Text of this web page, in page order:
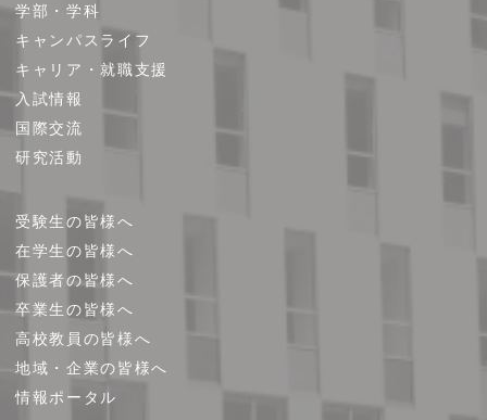
ト
プ
学部・学科
キャンパスライフ
キャリア・就職支援
入試情報
国際交流
研究活動
受験生の皆様へ
在学生の皆様へ
保護者の皆様へ
卒業生の皆様へ
高校教員の皆様へ
地域・企業の皆様へ
情報ポータル